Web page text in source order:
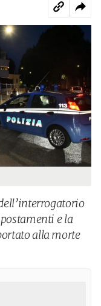
e la
alla morte